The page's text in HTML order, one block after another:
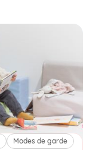
Modes de garde